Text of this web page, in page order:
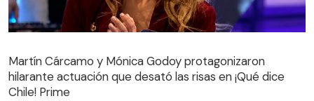
hilarante actuación que desató las risas en ¡Qué dice
Chile! Prime
Martín Cárcamo y Mónica Godoy protagonizaron
hilarante actuación que desató las risas en ¡Qué dice
Chile! Prime